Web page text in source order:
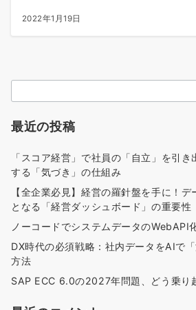
2022年1月19日
索
最近の投稿
「スコア経営」で社員の「自立」を引
する「気づき」の仕組み
【全企業必見】経営の羅針盤を手に！
となる「経営ダッシュボード」の重要性
ノーコードでシステムデータのWebAPI
DX時代の必須戦略：社内データをAIで
方法
SAP ECC 6.0の2027年問題、どう乗り